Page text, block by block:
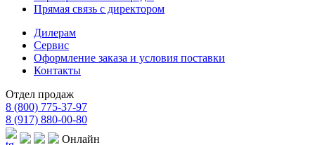
Прямая связь с директором
Дилерам
Сервис
Оформление заказа и условия поставки
Контакты
Отдел продаж
8 (800) 775-37-97
8 (917) 880-00-80
Онлайн